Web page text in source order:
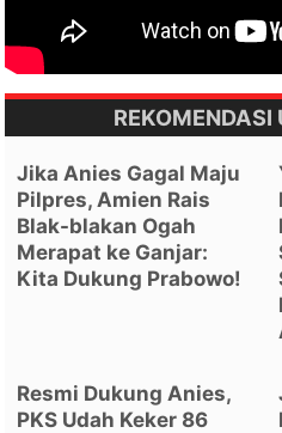
REKOMENDASI
Jika Anies Gagal Maju
Pilpres, Amien Rais
Blak-blakan Ogah
Merapat ke Ganjar:
Kita Dukung Prabowo!
Resmi Dukung Anies,
PKS Udah Keker 86